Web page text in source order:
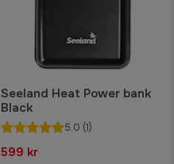
Seeland Heat Power bank
Black
5.0 (1)
599 kr